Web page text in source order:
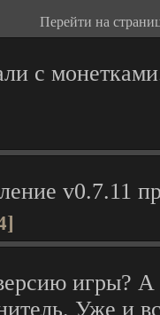
Перейти на
с
v0.7.11
игры?
Уже и